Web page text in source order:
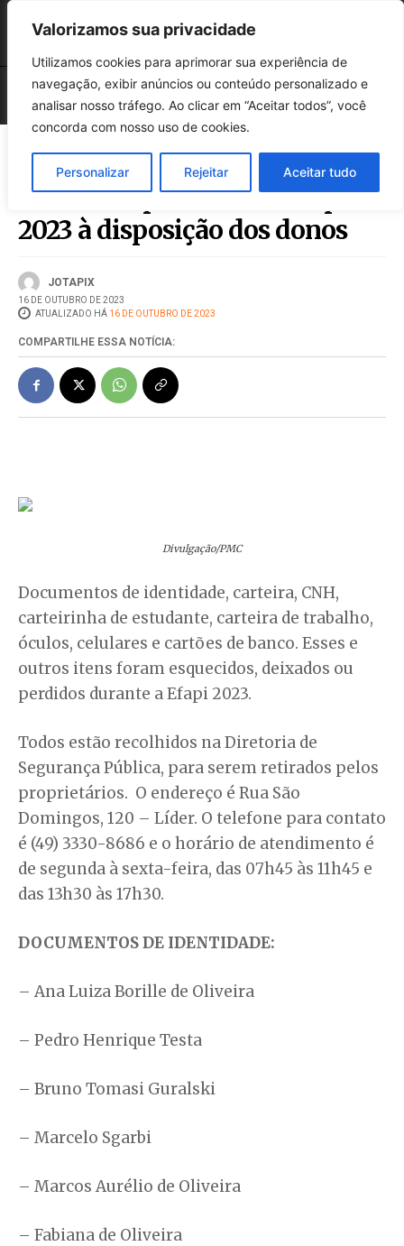
Valorizamos sua privacidade
Utilizamos cookies para aprimorar sua experiência de
navegação, exibir anúncios ou conteúdo personalizado e
analisar nosso tráfego. Ao clicar em “Aceitar todos”, você
concorda com nosso uso de cookies.
Personalizar Rejeitar Aceitar tudo
Achados e perdidos da Efapi
2023 à disposição dos donos
JOTAPIX
16 DE OUTUBRO DE 2023
ATUALIZADO HÁ 16 DE OUTUBRO DE 2023
COMPARTILHE ESSA NOTÍCIA:
Divulgação/PMC
Documentos de identidade, carteira, CNH,
carteirinha de estudante, carteira de trabalho,
óculos, celulares e cartões de banco. Esses e
outros itens foram esquecidos, deixados ou
perdidos durante a Efapi 2023.
Todos estão recolhidos na Diretoria de
Segurança Pública, para serem retirados pelos
proprietários. O endereço é Rua São
Domingos, 120 – Líder. O telefone para contato
é (49) 3330-8686 e o horário de atendimento é
de segunda à sexta-feira, das 07h45 às 11h45 e
das 13h30 às 17h30.
DOCUMENTOS DE IDENTIDADE:
– Ana Luiza Borille de Oliveira
– Pedro Henrique Testa
– Bruno Tomasi Guralski
– Marcelo Sgarbi
– Marcos Aurélio de Oliveira
– Fabiana de Oliveira